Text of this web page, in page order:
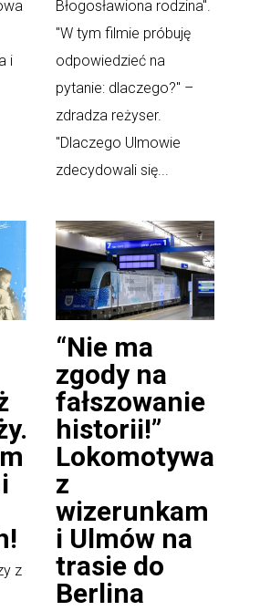
i
Błogosławiona rodzina".
"W tym filmie próbuję
odpowiedzieć na
pytanie: dlaczego?" –
zdradza reżyser.
"Dlaczego Ulmowie
zdecydowali się...
z
“Nie ma
zgody na
fałszowanie
historii!”
Lokomotywa
z
wizerunkam
i Ulmów na
trasie do
Berlina